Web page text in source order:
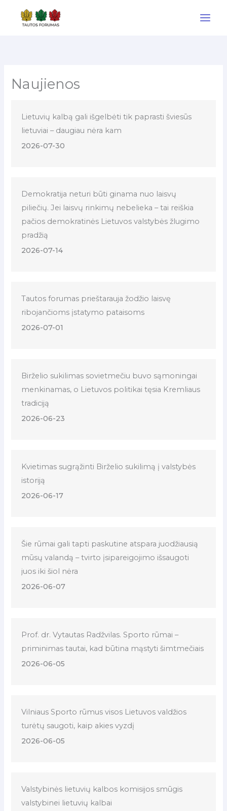
Naujienos
Lietuvių kalbą gali išgelbėti tik paprasti šviesūs
lietuviai – daugiau nėra kam
2026-07-30
Demokratija neturi būti ginama nuo laisvų
piliečių. Jei laisvų rinkimų nebelieka – tai reiškia
pačios demokratinės Lietuvos valstybės žlugimo
pradžią
2026-07-14
Tautos forumas prieštarauja žodžio laisvę
ribojančioms įstatymo pataisoms
2026-07-01
Birželio sukilimas sovietmečiu buvo sąmoningai
menkinamas, o Lietuvos politikai tęsia Kremliaus
tradiciją
2026-06-23
Kvietimas sugrąžinti Birželio sukilimą į valstybės
istoriją
2026-06-17
Šie rūmai gali tapti paskutine atspara juodžiausią
mūsų valandą – tvirto įsipareigojimo išsaugoti
juos iki šiol nėra
2026-06-07
Prof. dr. Vytautas Radžvilas. Sporto rūmai –
priminimas tautai, kad būtina mąstyti šimtmečiais
2026-06-05
Vilniaus Sporto rūmus visos Lietuvos valdžios
turėtų saugoti, kaip akies vyzdį
2026-06-05
Valstybinės lietuvių kalbos komisijos smūgis
valstybinei lietuvių kalbai